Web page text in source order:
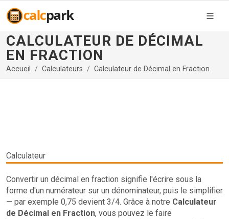
CALCULATEUR DE DÉCIMAL
EN FRACTION
Accueil Calculateurs Calculateur de Décimal en Fraction
Calculateur
Convertir un décimal en fraction signifie l'écrire sous la
forme d'un numérateur sur un dénominateur, puis le simplifier
— par exemple 0,75 devient 3/4. Grâce à notre Calculateur
de Décimal en Fraction, vous pouvez le faire